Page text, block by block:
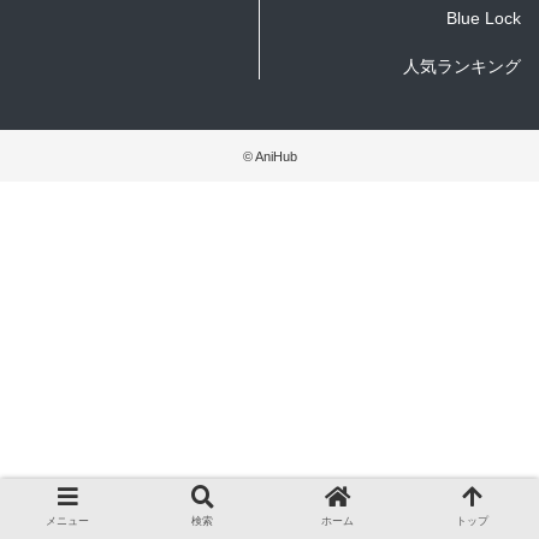
Blue Lock
人気ランキング
© AniHub
メニュー 検索 ホーム トップ